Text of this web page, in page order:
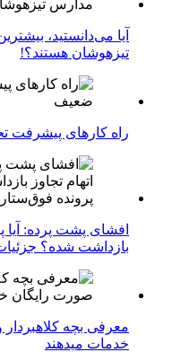
آیا می‌دانستید،
تیزهوشان هستند؟!
راه کارهای پیشرفت
افشای پشت پرده: آیا
بازداشت شده؟
معرفی بچه
خدمات میدهند